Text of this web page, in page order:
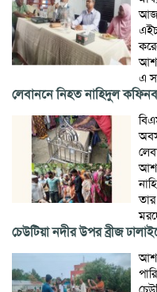
এ
লেবাননে নিহত নাহিদুল
চেউটিয়া নদীর উপর ব্রীজ